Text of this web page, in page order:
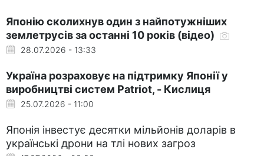
Японію сколихнув один з найпотужніших
землетрусів за останні 10 років (відео)
28.07.2026 - 13:33
Україна розраховує на підтримку Японії у
виробництві систем Patriot, - Кислиця
25.07.2026 - 11:00
Японія інвестує десятки мільйонів доларів в
українські дрони на тлі нових загроз